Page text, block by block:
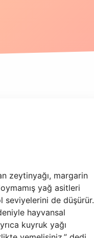
zeytinyağı, margarin
yağ asitleri
seviyelerini de düşürür.
hayvansal
kuyruk yağı